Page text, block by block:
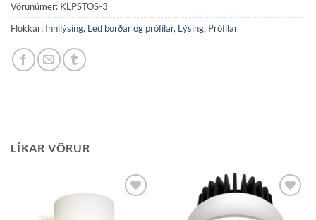
Vörunúmer: KLPSTOS-3
Flokkar: Innilýsing, Led borðar og prófílar, Lýsing, Prófílar
LÍKAR VÖRUR
Bæta á
óskalista